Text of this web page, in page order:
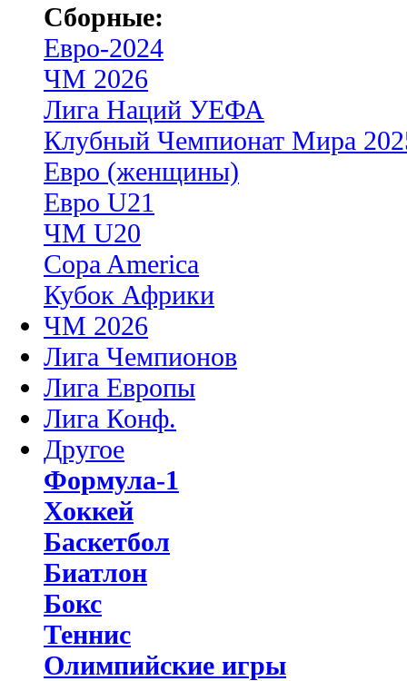
Сборные:
Евро-2024
ЧМ 2026
Лига Наций УЕФА
Клубный Чемпионат Мира
Евро (женщины)
Евро U21
ЧМ U20
Copa America
Кубок Африки
ЧМ 2026
Лига Чемпионов
Лига Европы
Лига Конф.
Другое
Формула-1
Хоккей
Баскетбол
Биатлон
Бокс
Теннис
Олимпийские игры